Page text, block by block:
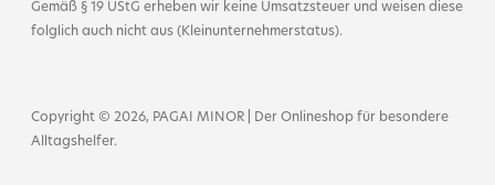
Gemäß § 19 UStG erheben wir keine Umsatzsteuer und weisen diese
folglich auch nicht aus (Kleinunternehmerstatus).
Copyright © 2026, PAGAI MINOR | Der Onlineshop für besondere
Alltagshelfer.